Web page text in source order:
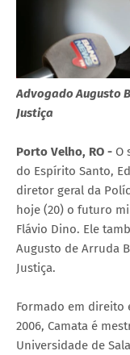
Advogado Augusto
Justiça
Porto Velho, RO - O
do Espírito Santo,
diretor geral da
hoje (20) o futuro
Flávio Dino. Ele
Augusto de Arruda
Justiça.
Formado em direito
2006, Camata é
Universidade de